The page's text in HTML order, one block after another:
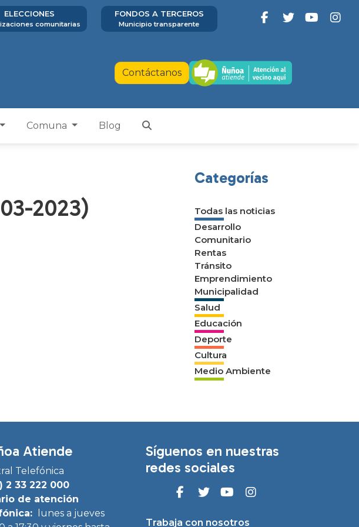
ELECCIONES
comunitarias
FONDOS A TERCEROS
Municipio transparente
Contáctanos
Comuna Blog
2023)
Categorías
Todas las noticias
Desarrollo
Comunitario
Rentas
Tránsito
Emprendimiento
Municipalidad
Salud
Educación
Deporte
Cultura
Medio Ambiente
Atiende
Telefónica
2 33 222 000
de atención
lunes a jueves
Síguenos en nuestras
redes sociales
Trabaja con nosotros